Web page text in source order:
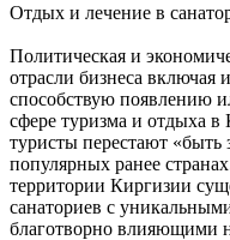
Отдых и лечение в
Политическая и
отрасли бизнеса включая
способствую появлению
сфере туризма и отдыха
туристы перестают
популярных ранее
территории Киргизии
санаториев с
благотворно влияющими